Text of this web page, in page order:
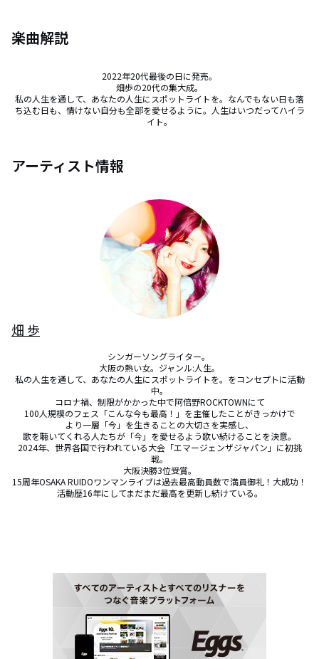
楽曲解説
2022年20代最後の日に発売。
畑歩の20代の集大成。
私の人生を通して、あなたの人生にスポットライトを。なんでもない日も落
ち込む日も、情けない自分も全部を愛せるように。人生はいつだってハイラ
イト。
アーティスト情報
畑 歩
シンガーソングライター。
大阪の熱い女。ジャンル:人生。
私の人生を通して、あなたの人生にスポットライトを。をコンセプトに活動
中。
コロナ禍、制限がかかった中で阿倍野ROCKTOWNにて
100人規模のフェス「こんな今も最高！」を主催したことがきっかけで
より一層「今」を生きることの大切さを実感し、
歌を聴いてくれる人たちが「今」を愛せるよう歌い続けることを決意。
2024年、世界各国で行われている大会「エマージェンザジャパン」に初挑
戦。
大阪決勝3位受賞。
15周年OSAKA RUIDOワンマンライブは過去最高動員数で満員御礼！大成功！
活動歴16年にしてまだまだ最高を更新し続けている。